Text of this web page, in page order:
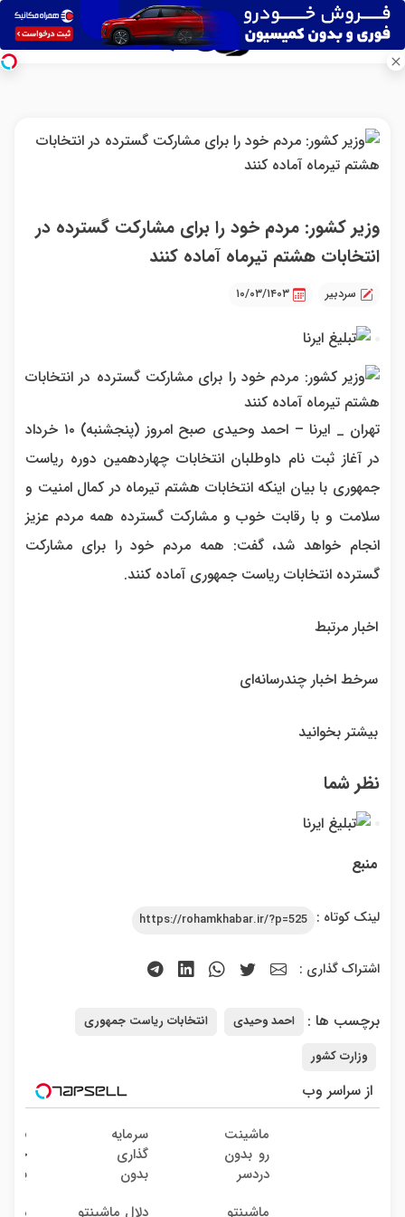
وزیر کشور: مردم خود را برای مشارکت گسترده در
انتخابات هشتم تیرماه آماده کنند
سردبیر ۱۰/۰۳/۱۴۰۳
تهران _ ایرنا – احمد وحیدی صبح امروز (پنجشنبه) ۱۰ خرداد
در آغاز ثبت نام داوطلبان انتخابات چهاردهمین دوره ریاست
جمهوری با بیان اینکه انتخابات هشتم تیرماه در کمال امنیت و
سلامت و با رقابت خوب و مشارکت گسترده همه مردم عزیز
انجام خواهد شد، گفت: همه مردم خود را برای مشارکت
گسترده انتخابات ریاست جمهوری آماده کنند.
اخبار مرتبط
سرخط اخبار چندرسانه‌ای
بیشتر بخوانید
نظر شما
منبع
لینک کوتاه : https://rohamkhabar.ir/?p=525
اشتراک گذاری :
برچسب ها : احمد وحیدی
انتخابات ریاست جمهوری
وزارت کشور
از سراسر وب
ماشینت
رو بدون
دردسر
سرمایه
گذاری
بدون
بدون
ماشینتو
دلال ماشینتو